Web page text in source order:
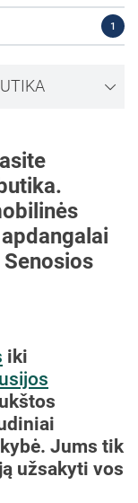
1
iki
Jums tik
užsakyti vos